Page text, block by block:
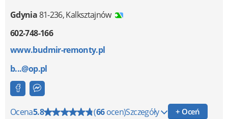
Gdynia81-236,Kalksztajnów
602-748-166
www.budmir-remonty.pl
b...@op.pl
Ocena5.8 (66ocen)Szczegóły + Oceń